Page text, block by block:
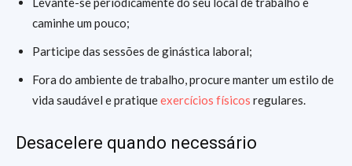
caminhe um pouco;
Participe das sessões de ginástica laboral;
Fora do ambiente de trabalho, procure manter um estilo de
vida saudável e pratiqueexercícios físicos regulares.
Desacelere quando necessário